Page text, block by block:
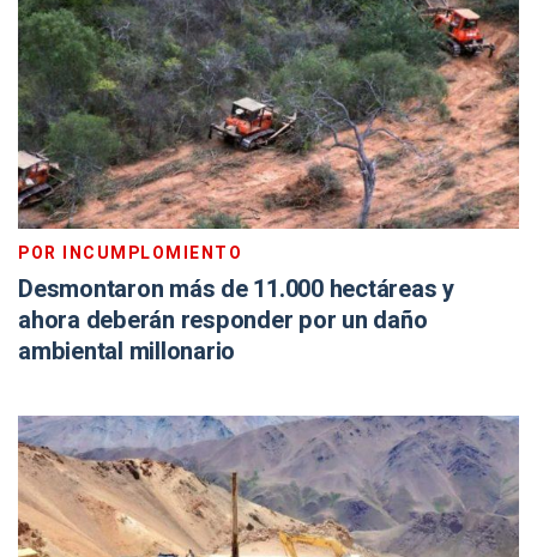
POR INCUMPLOMIENTO
Desmontaron más de 11.000 hectáreas y
ahora deberán responder por un daño
ambiental millonario